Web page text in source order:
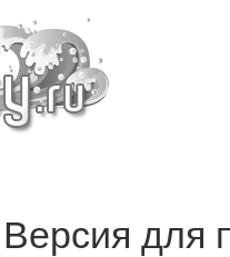
Версия для